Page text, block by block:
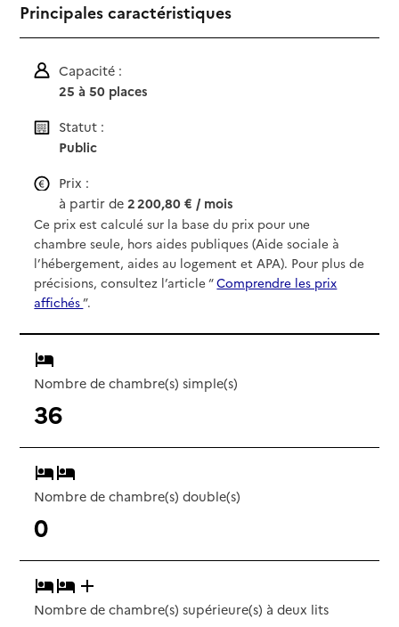
Principales caractéristiques
Capacité :
25 à 50 places
Statut :
Public
Prix :
à partir de2 200,80 € / mois
Ce prix est calculé sur la base du prix pour une
chambre seule, hors aides publiques (Aide sociale à
l’hébergement, aides au logement et APA). Pour plus de
précisions, consultez l’article “Comprendre les prix
affichés”.
Nombre de chambre(s) simple(s)
36
Nombre de chambre(s) double(s)
0
Nombre de chambre(s) supérieure(s) à deux lits